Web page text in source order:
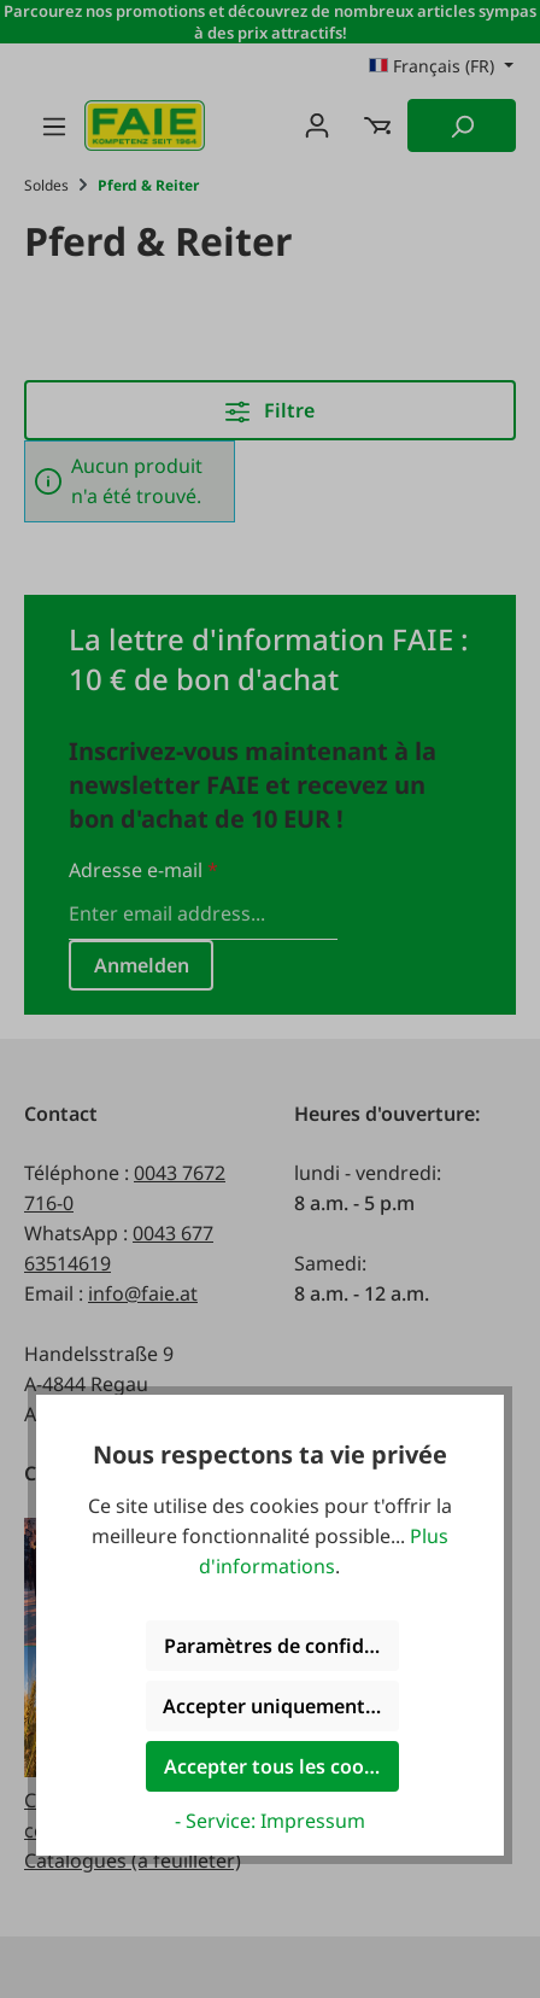
Passer au contenu principal
Parcourez nos promotions et découvrez de nombreux articles sympas
à des prix attractifs!
Français (FR)
Soldes Pferd & Reiter
Pferd & Reiter
Filtre
Aucun produit
n'a été trouvé.
La lettre d'information FAIE :
10 € de bon d'achat
Inscrivez-vous maintenant à la
newsletter FAIE et recevez un
bon d'achat de 10 EUR !
Adresse e-mail*
Anmelden
Contact
Téléphone : 0043 7672
716-0
WhatsApp : 0043 677
63514619
Email : info@faie.at
Handelsstraße 9
A-4844 Regau
Autriche
Heures d'ouverture:
lundi - vendredi:
8 a.m. - 5 p.m
Samedi:
8 a.m. - 12 a.m.
Catalogues
Catalogues (à
commander)
Catalogues (à feuilleter)
Télécharger notre
application
Nous respectons ta vie privée
Ce site utilise des cookies pour t'offrir la
meilleure fonctionnalité possible... Plus
d'informations.
Paramètres de confidentialité
Accepter uniquement les cookies
Accepter tous les cookies
- Service: Impressum